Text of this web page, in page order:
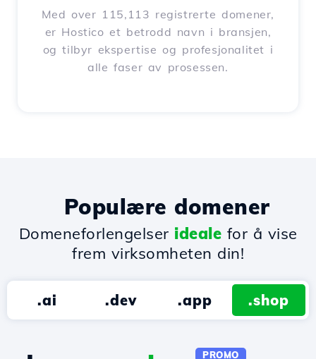
Med over 115,113 registrerte domener,
er Hostico et betrodd navn i bransjen,
og tilbyr ekspertise og profesjonalitet i
alle faser av prosessen.
Populære domener
Domeneforlengelser ideale for å vise
frem virksomheten din!
.ai .dev .app .shop
PROMO